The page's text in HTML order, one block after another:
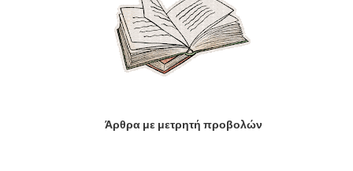
Άρθρα με μετρητή προβολών